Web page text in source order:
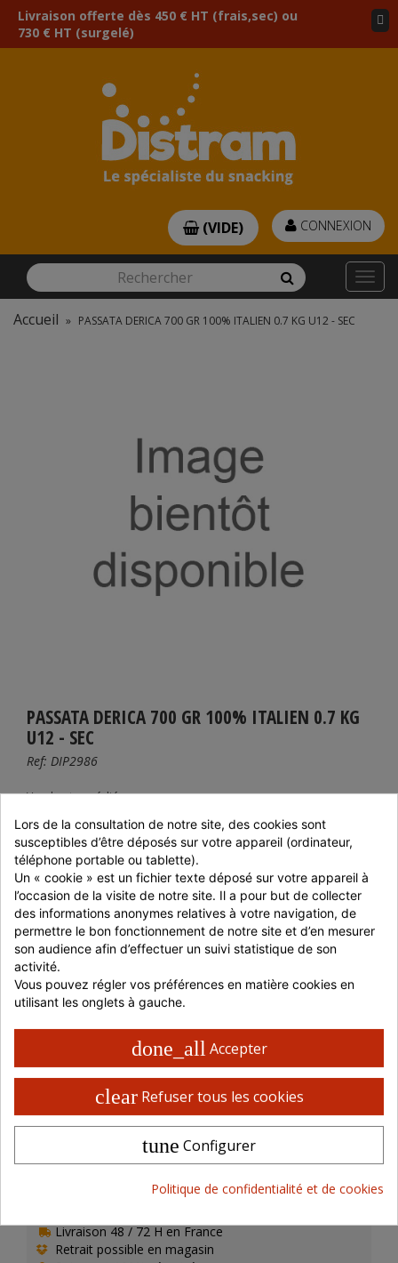
Livraison offerte dès 450 € HT (frais,sec) ou
730 € HT (surgelé)
Rechercher Rechercher
CONNEXION
(VIDE)
Accueil » PASSATA DERICA 700 GR 100% ITALIEN 0.7 KG U12 - SEC
PASSATA DERICA 700 GR 100% ITALIEN 0.7 KG
U12 - SEC
Ref: DIP2986
Vendu et expédié par
Prévenez-moi lorsque le produit est disponible
à partir de : 0,00 €HT
Connectez-vous pour ajouter au panier
JE ME CONNECTE
JE M'INSCRIS
nous contacter.
Livraison 48 / 72 H en France
Retrait possible en magasin
Lors de la consultation de notre site, des cookies sont
susceptibles d’être déposés sur votre appareil (ordinateur,
téléphone portable ou tablette).
Un « cookie » est un fichier texte déposé sur votre appareil à
l’occasion de la visite de notre site. Il a pour but de collecter
des informations anonymes relatives à votre navigation, de
permettre le bon fonctionnement de notre site et d’en mesurer
son audience afin d’effectuer un suivi statistique de son
activité.
Vous pouvez régler vos préférences en matière cookies en
utilisant les onglets à gauche.
done_all Accepter
clear Refuser tous les cookies
tune Configurer
Politique de confidentialité et de cookies